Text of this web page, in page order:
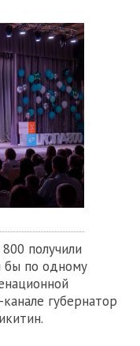
получили
бы по одному
губернатор